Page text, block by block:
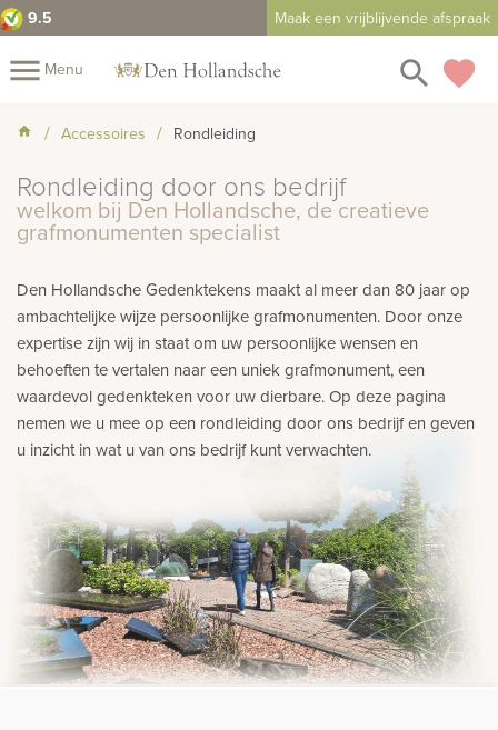
9.5 Maak een vrijblijvende afspraak
menu Menu favorite
search
close
Assortiment
Fotoboek
Informatie
Prijzen
Over
ons
Winkels Contact
ook:
Accessoires Rondleiding
Rondleiding door ons bedrijf
welkom bij Den Hollandsche, de creatieve
grafmonumenten specialist
Den Hollandsche Gedenktekens maakt al meer dan 80 jaar op
ambachtelijke wijze persoonlijke grafmonumenten. Door onze
expertise zijn wij in staat om uw persoonlijke wensen en
behoeften te vertalen naar een uniek grafmonument, een
waardevol gedenkteken voor uw dierbare. Op deze pagina
nemen we u mee op een rondleiding door ons bedrijf en geven
u inzicht in wat u van ons bedrijf kunt verwachten.